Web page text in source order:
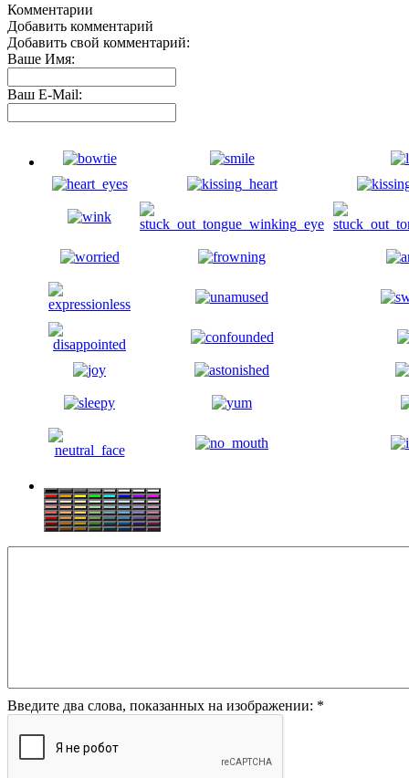
Комментарии
Добавить комментарий
Добавить свой комментарий:
Ваше Имя:
Ваш E-Mail:
Введите два слова, показанных на изображении: *